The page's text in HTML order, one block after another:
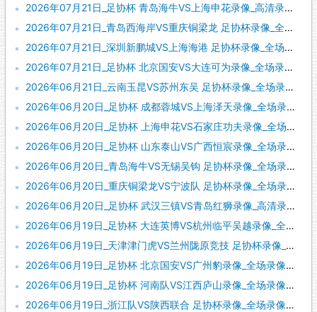
2026年07月21日_足协杯 青岛海牛VS上海申花录像_高清录像【全场回放】
2026年07月21日_青岛西海岸VS重庆铜梁龙 足协杯录像_全场录像【高清回放】
2026年07月21日_深圳新鹏城VS上海海港 足协杯录像_全场录像【高清回放】
2026年07月21日_足协杯 北京国安VS大连可为录像_全场录像【全场回放】
2026年06月21日_云南玉昆VS苏州东吴 足协杯录像_全场录像【视频集锦】
2026年06月20日_足协杯 成都蓉城VS上海泽天录像_全场录像【视频集锦】
2026年06月20日_足协杯 上海申花VS石家庄功夫录像_全场录像【全场回放】
2026年06月20日_足协杯 山东泰山VS广西恒宸录像_全场录像【全场回放】
2026年06月20日_青岛海牛VS无锡吴钩 足协杯录像_全场录像【视频集锦】
2026年06月20日_重庆铜梁龙VS宁波队 足协杯录像_全场录像【高清回放】
2026年06月20日_足协杯 武汉三镇VS青岛红狮录像_高清录像【全场回放】
2026年06月19日_足协杯 大连英博VS杭州临平吴越录像_全场录像【全场回放】
2026年06月19日_天津津门虎VS兰州陇原竞技 足协杯录像_全场录像【视频集锦】
2026年06月19日_足协杯 北京国安VS广州豹录像_全场录像【全场回放】
2026年06月19日_足协杯 河南队VS江西庐山录像_全场录像【全场回放】
2026年06月19日_浙江队VS陕西联合 足协杯录像_全场录像【高清回放】